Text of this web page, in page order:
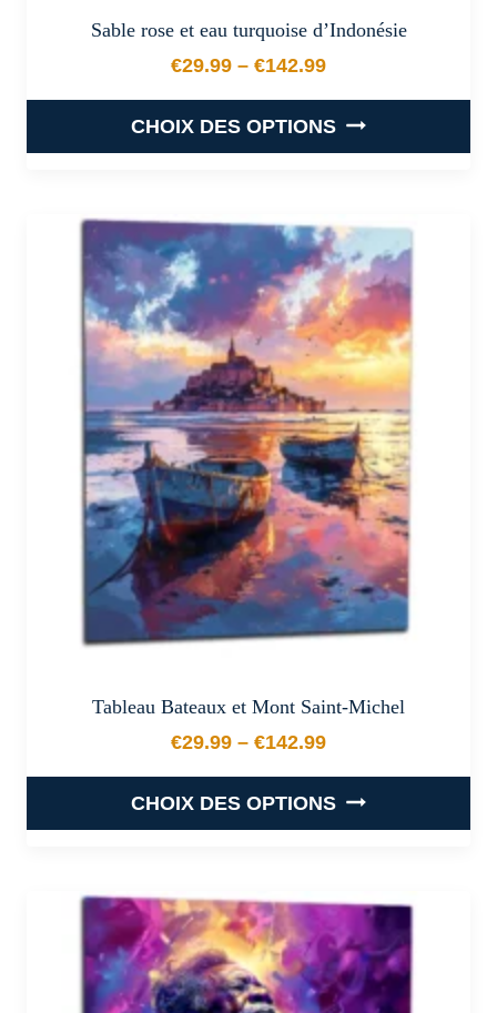
Sable rose et eau turquoise d’Indonésie
€29.99 – €142.99
Plage de prix : €29.99 à
CHOIX DES OPTIONS
a
plusieurs
variations.
Les
options
peuvent
être
choisies
sur
la
page
du
produit
Tableau Bateaux et Mont Saint-Michel
€29.99 – €142.99
Plage de prix : €29.99 à
CHOIX DES OPTIONS
a
plusieurs
variations.
Les